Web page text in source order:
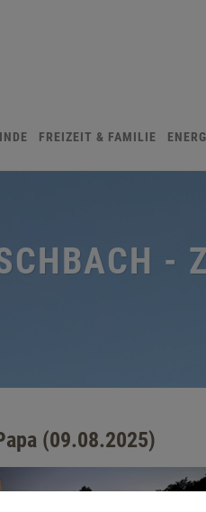
FREIZEIT & FAMILIE
-
(09.08.2025)